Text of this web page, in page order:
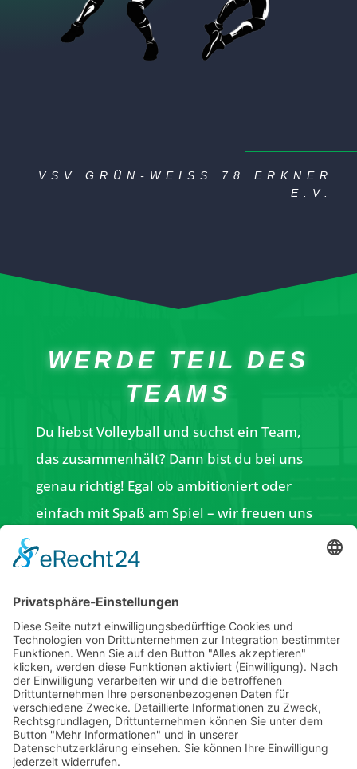
VSV GRÜN-WEISS 78 ERKNER E
.V.
WERDE TEIL DES
TEAMS
Du liebst Volleyball und suchst ein Team,
das zusammenhält? Dann bist du bei uns
genau richtig! Egal ob ambitioniert oder
einfach mit Spaß am Spiel – wir freuen uns
Ich akzeptiere die
Datenschutzerklärung.